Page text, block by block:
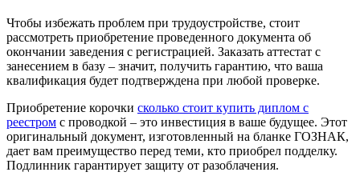
Чтобы избежать проблем при трудоустройстве, стоит
рассмотреть приобретение проведенного документа об
окончании заведения с регистрацией. Заказать аттестат с
занесением в базу – значит, получить гарантию, что ваша
квалификация будет подтверждена при любой проверке.
Приобретение корочки сколько стоит купить диплом с
реестром с проводкой – это инвестиция в ваше будущее. Этот
оригинальный документ, изготовленный на бланке ГОЗНАК,
дает вам преимущество перед теми, кто приобрел подделку.
Подлинник гарантирует защиту от разоблачения.